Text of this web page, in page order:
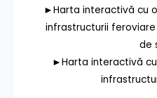
►Harta interactivă cu
infrastructurii
de
►Harta interactivă